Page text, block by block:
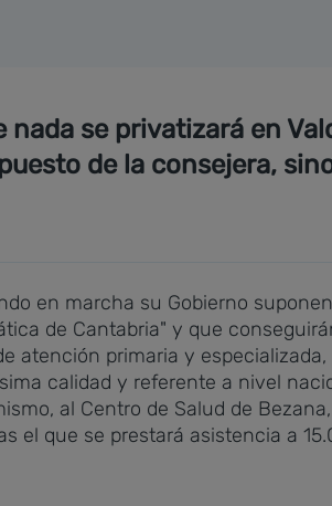
se privatizará en
de la consejera,
en marcha su Gobierno
de Cantabria" y que
atención primaria y especializada,
calidad y referente a nivel
al Centro de Salud de
el que se prestará asistencia a